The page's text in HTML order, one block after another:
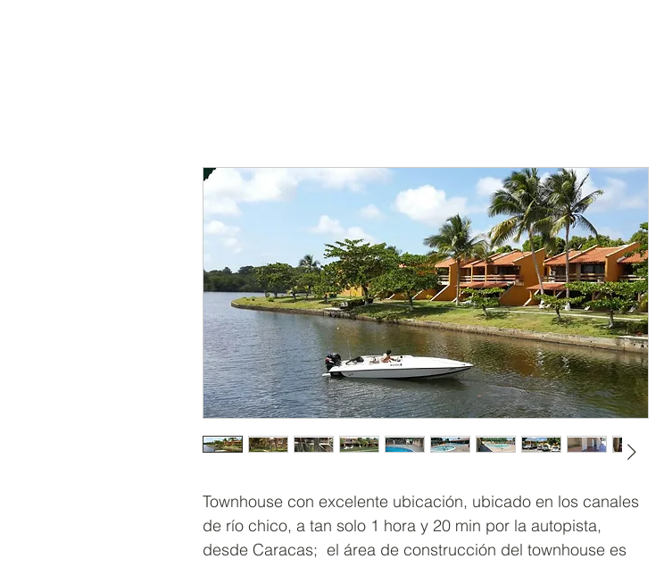
Townhouse con excelente ubicación, ubicado en los canales
de río chico, a tan solo 1 hora y 20 min por la autopista,
desde Caracas; el área de construcción del townhouse es